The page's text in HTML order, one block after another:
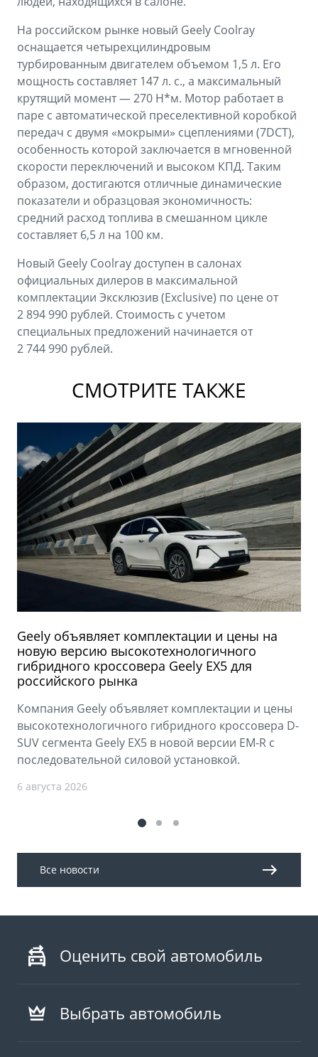
На российском рынке новый Geely Coolray
оснащается четырехцилиндровым
турбированным двигателем объемом 1,5 л. Его
мощность составляет 147 л. с., а максимальный
крутящий момент — 270 Н*м. Мотор работает в
паре с автоматической преселективной коробкой
передач с двумя «мокрыми» сцеплениями (7DCT),
особенность которой заключается в мгновенной
скорости переключений и высоком КПД. Таким
образом, достигаются отличные динамические
показатели и образцовая экономичность:
средний расход топлива в смешанном цикле
составляет 6,5 л на 100 км.
Новый Geely Coolray доступен в салонах
официальных дилеров в максимальной
комплектации Эксклюзив (Exclusive) по цене от
2 894 990 рублей. Стоимость с учетом
специальных предложений начинается от
2 744 990 рублей.
СМОТРИТЕ ТАКЖЕ
Geely объявляет комплектации и цены на
новую версию высокотехнологичного
гибридного кроссовера Geely EX5 для
российского рынка
Компания Geely объявляет комплектации и цены
высокотехнологичного гибридного кроссовера D-
SUV сегмента Geely EX5 в новой версии EM-R с
последовательной силовой установкой.
6 августа 2026
Все новости
Оценить свой автомобиль
Выбрать автомобиль